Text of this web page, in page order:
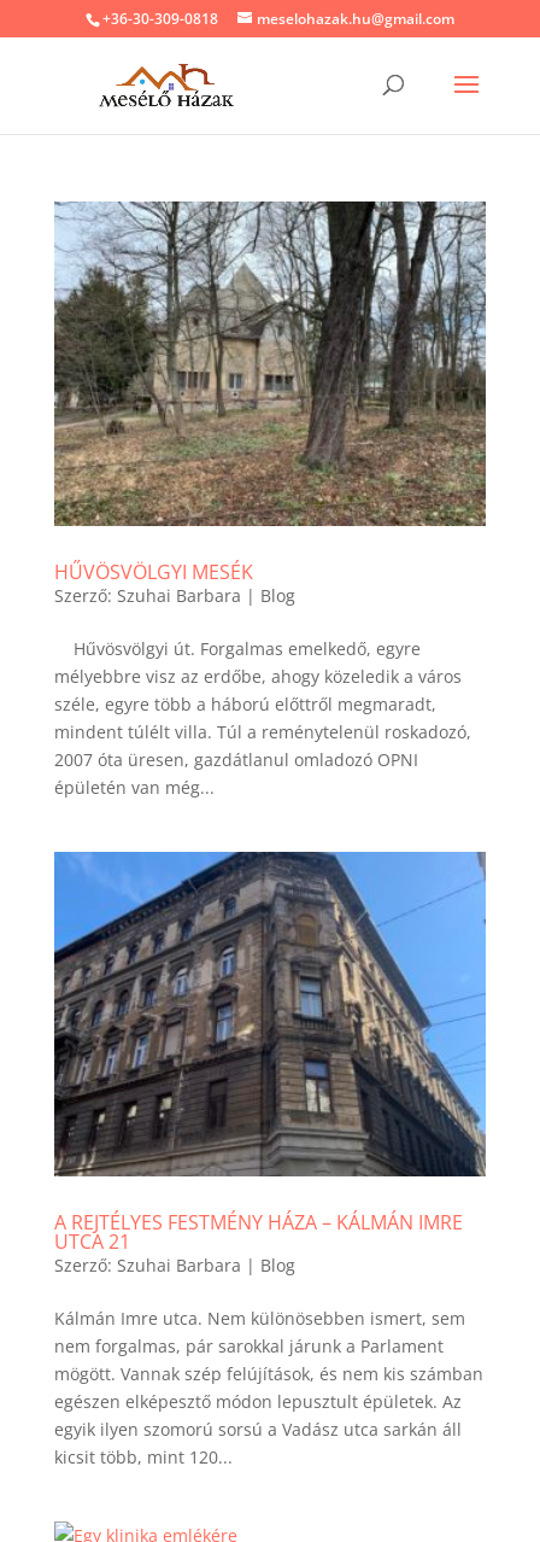
+36-30-309-0818 meselohazak.hu@gmail.com
HŰVÖSVÖLGYI MESÉK
Szerző: Szuhai Barbara | Blog
Hűvösvölgyi út. Forgalmas emelkedő, egyre
mélyebbre visz az erdőbe, ahogy közeledik a város
széle, egyre több a háború előttről megmaradt,
mindent túlélt villa. Túl a reménytelenül roskadozó,
2007 óta üresen, gazdátlanul omladozó OPNI
épületén van még...
A REJTÉLYES FESTMÉNY HÁZA – KÁLMÁN IMRE
UTCA 21
Szerző: Szuhai Barbara | Blog
Kálmán Imre utca. Nem különösebben ismert, sem
nem forgalmas, pár sarokkal járunk a Parlament
mögött. Vannak szép felújítások, és nem kis számban
egészen elképesztő módon lepusztult épületek. Az
egyik ilyen szomorú sorsú a Vadász utca sarkán áll
kicsit több, mint 120...